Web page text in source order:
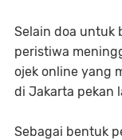
Selain doa untuk
peristiwa
ojek online yang
di Jakarta pekan
Sebagai bentuk